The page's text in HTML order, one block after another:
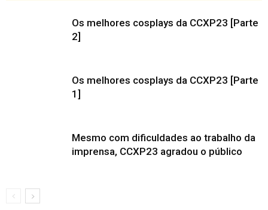
Os melhores cosplays da CCXP23 [Parte
2]
Os melhores cosplays da CCXP23 [Parte
1]
Mesmo com dificuldades ao trabalho da
imprensa, CCXP23 agradou o público